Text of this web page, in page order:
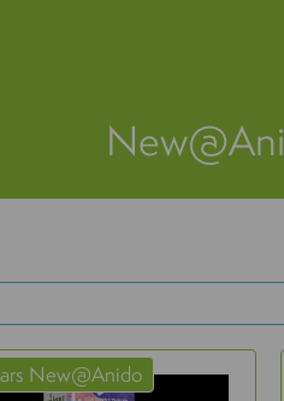
New@Anido